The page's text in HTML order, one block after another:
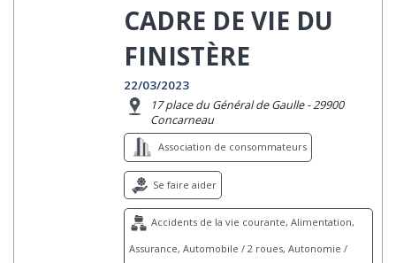
CADRE DE VIE DU
FINISTÈRE
22/03/2023
17 place du Général de Gaulle - 29900
Concarneau
Association de consommateurs
Se faire aider
Accidents de la vie courante, Alimentation,
Assurance, Automobile / 2 roues, Autonomie /